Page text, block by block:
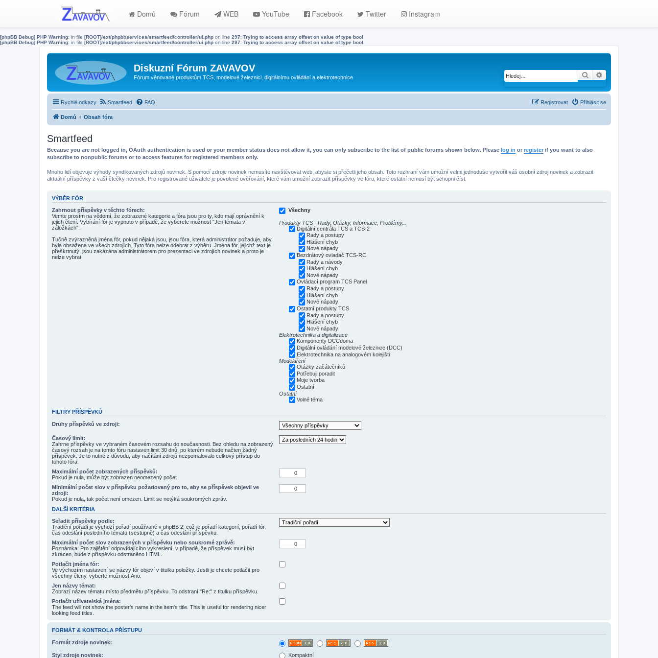
[phpBB Debug] PHP Warning: in file [ROOT]/ext/phpbbservices/smartfeed/controller/ui.php on line 297: Trying to access array offset on value of type bool
[phpBB Debug] PHP Warning: in file [ROOT]/ext/phpbbservices/smartfeed/controller/ui.php on line 297: Trying to access array offset on value of type bool
Domů Fórum WEB YouTube Facebook Twitter Instagram
Diskuzní Fórum ZAVAVOV
Fórum věnované produktům TCS, modelové železnici, digitálnímu ovládání a elektrotechnice Hledat
Rychlé odkazy Smartfeed FAQ Přihlásit se
Registrovat
Domů Obsah fóra
Smartfeed
Because you are not logged in, OAuth authentication is used or your member status does not allow it, you can only subscribe to the list of public forums shown below. Please log in or register if you want to also
subscribe to nonpublic forums or to access features for registered members only.
Mnoho lidí objevuje výhody syndikovaných zdrojů novinek. S pomocí zdroje novinek nemusíte navštěvovat web, abyste si přečetli jeho obsah. Toto rozhraní vám umožní velmi jednoduše vytvořit váš osobní zdroj novinek a zobrazit
aktuální příspěvky z vaší čtečky novinek. Pro registrované uživatele je povolené ověřování, které vám umožní zobrazit příspěvky ve fóru, které ostatní nemusí být schopni číst.
VÝBĚR FÓR
Zahrnout příspěvky v těchto fórech:
Vemte prosím na vědomí, že zobrazené kategorie a fóra jsou pro ty, kdo mají oprávnění k
jejich čtení. Vybírání fór je vypnuto v případě, že vyberete možnost "Jen témata v
záložkách".
Tučně zvýrazněná jména fór, pokud nějaká jsou, jsou fóra, která administrátor požaduje, aby
byla obsažena ve všech zdrojích. Tyto fóra nelze odebrat z výběru. Jména fór, jejichž text je
přeškrtnutý, jsou zakázána administrátorem pro prezentaci ve zdrojích novinek a proto je
nelze vybrat.
Všechny
Produkty TCS - Rady, Otázky, Informace, Problémy...
Digitální centrála TCS a TCS-2
Rady a postupy
Hlášení chyb
Nové nápady
Bezdrátový ovladač TCS-RC
Rady a návody
Hlášení chyb
Nové nápady
Ovládací program TCS Panel
Rady a postupy
Hlášení chyb
Nové nápady
Ostatní produkty TCS
Rady a postupy
Hlášení chyb
Nové nápady
Elektrotechnika a digitalizace
Komponenty DCCdoma
Digitální ovládání modelové železnice (DCC)
Elektrotechnika na analogovém kolejišti
Modelaření
Otázky začátečníků
Potřebuji poradit
Moje tvorba
Ostatní
Ostatní
Volné téma
FILTRY PŘÍSPĚVKŮ
Druhy příspěvků ve zdroji:
Časový limit:
Zahrne příspěvky ve vybraném časovém rozsahu do současnosti. Bez ohledu na zobrazený
časový rozsah je na tomto fóru nastaven limit 30 dnů, po kterém nebude načten žádný
příspěvek. Je to nutné z důvodu, aby načítání zdrojů nezpomalovalo celkový přístup do
tohoto fóra.
Maximální počet zobrazených příspěvků:
Pokud je nula, může být zobrazen neomezený počet
Minimální počet slov v příspěvku požadovaný pro to, aby se příspěvek objevil ve
zdroji:
Pokud je nula, tak počet není omezen. Limit se netýká soukromých zpráv.
DALŠÍ KRITÉRIA
Seřadit příspěvky podle:
Tradiční pořadí je výchozí pořadí používané v phpBB 2, což je pořadí kategorií, pořadí fór,
čas odeslání posledního tématu (sestupně) a čas odeslání příspěvku.
Maximální počet slov zobrazených v příspěvku nebo soukromé zprávě:
Poznámka: Pro zajištění odpovídajícího vykreslení, v případě, že příspěvek musí být
zkrácen, bude z příspěvku odstraněno HTML.
Potlačit jména fór:
Ve výchozím nastavení se názvy fór objeví v titulku položky. Jestli je chcete potlačit pro
všechny členy, vyberte možnost Ano.
Jen názvy témat:
Zobrazí název tématu místo předmětu příspěvku. To odstraní "Re:" z titulku příspěvku.
Potlačit uživatelská jména:
The feed will not show the poster's name in the item's title. This is useful for rendering nicer
looking feed titles.
FORMÁT & KONTROLA PŘÍSTUPU
Formát zdroje novinek:
Styl zdroje novinek: Kompaktní